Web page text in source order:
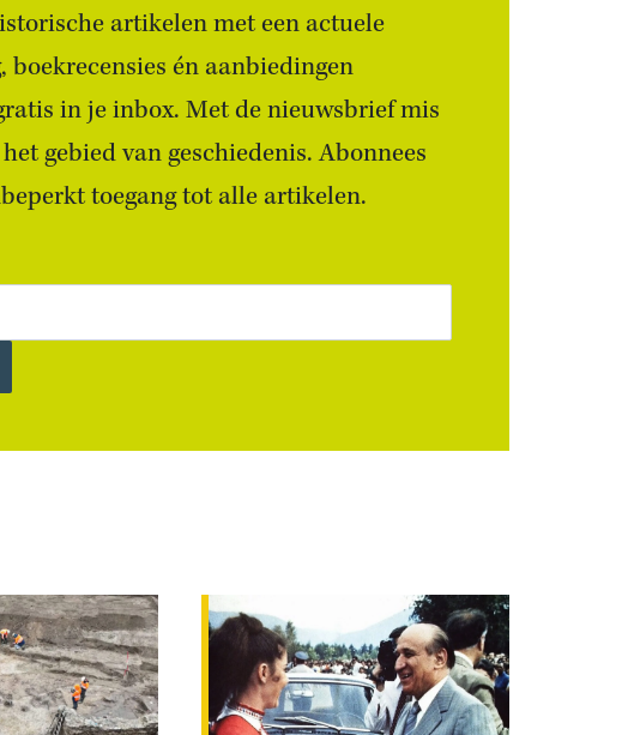
artikelen met een actuele
boekrecensies én aanbiedingen
in je inbox. Met de nieuwsbrief mis
gebied van geschiedenis. Abonnees
toegang tot alle artikelen.